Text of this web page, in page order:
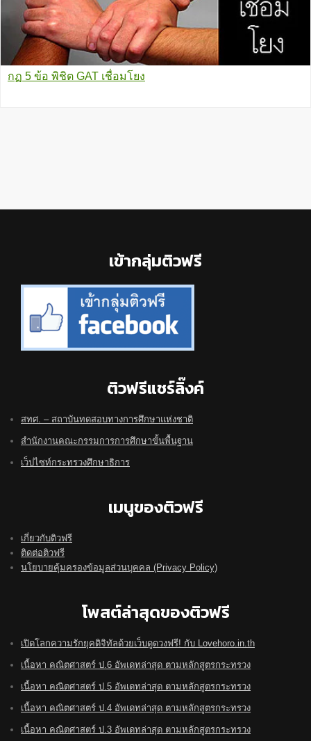
กฏ 5 ข้อ พิชิต GAT เชื่อมโยง
เข้ากลุ่มติวฟรี
ติวฟรีแชร์ลิ๊งค์
สทศ. – สถาบันทดสอบทางการศึกษาแห่งชาติ
สำนักงานคณะกรรมการการศึกษาขั้นพื้นฐาน
เว็ปไซท์กระทรวงศึกษาธิการ
เมนูของติวฟรี
เกี่ยวกับติวฟรี
ติดต่อติวฟรี
นโยบายคุ้มครองข้อมูลส่วนบุคคล (Privacy Policy)
โพสต์ล่าสุดของติวฟรี
เปิดโลกความรักยุคดิจิทัลด้วยเว็บดูดวงฟรี! กับ Lovehoro.in.th
เนื้อหา คณิตศาสตร์ ป.6 อัพเดทล่าสุด ตามหลักสูตรกระทรวง
เนื้อหา คณิตศาสตร์ ป.5 อัพเดทล่าสุด ตามหลักสูตรกระทรวง
เนื้อหา คณิตศาสตร์ ป.4 อัพเดทล่าสุด ตามหลักสูตรกระทรวง
เนื้อหา คณิตศาสตร์ ป.3 อัพเดทล่าสุด ตามหลักสูตรกระทรวง